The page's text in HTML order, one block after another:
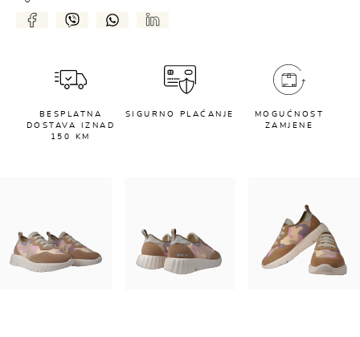
BESPLATNA
DOSTAVA IZNAD
150 KM
SIGURNO PLAĆANJE
MOGUĆNOST
ZAMJENE